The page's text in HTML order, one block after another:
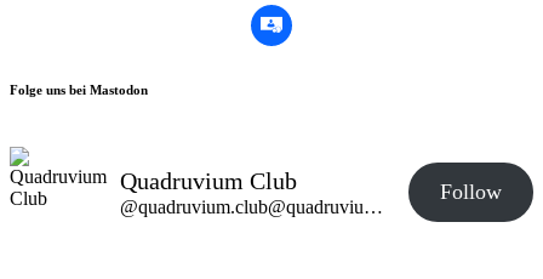
Folge uns bei Mastodon
Quadruvium Club
@quadruvium.club@quadruvium.club
Follow